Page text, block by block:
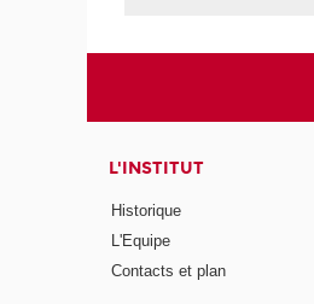
L'INSTITUT
Historique
L'Equipe
Contacts et plan